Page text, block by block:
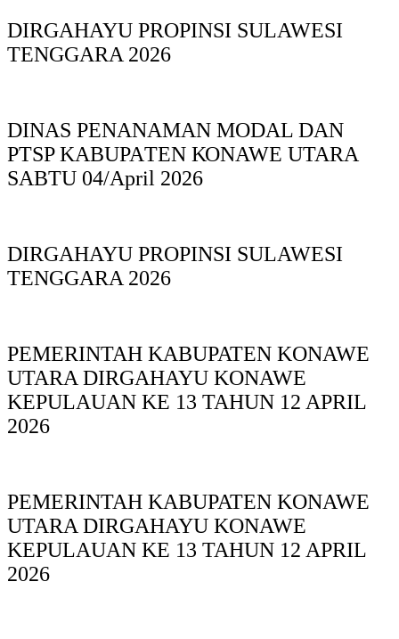
DIRGAHAYU PROPINSI SULAWESI
TENGGARA 2026
DINAS PΕΝΑΝΑΜAN MODAL DAN
PTSP KABUPAΤΕΝ ΚΟNAWE UTARA
SABTU 04/April 2026
DIRGAHAYU PROPINSI SULAWESI
TENGGARA 2026
PEMERINTAH KABUPATEN KONAWE
UTARA DIRGAHAYU KONAWE
KEPULAUAN KE 13 TAHUN 12 APRIL
2026
PEMERINTAH KABUPATEN KONAWE
UTARA DIRGAHAYU KONAWE
KEPULAUAN KE 13 TAHUN 12 APRIL
2026